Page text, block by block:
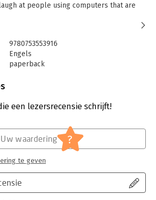
at people using computers that are
- the ability to change your mind. To have
to develop the flexibility to unlearn old
the evidence and the world changes
stories, informed by cutting-edge
with people such as Elon Musk, Hilary
keeping your thinking fresh, learning
ideas and update your own opinions, and
around you to do the same.
9780753553916
Engels
paperback
een lezersrecensie schrijft!
Uw waardering ?
te geven